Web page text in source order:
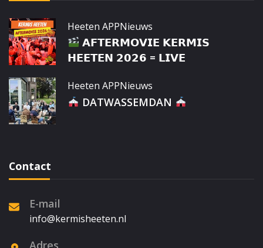
Heeten APPNieuws
𝗔𝗙𝗧𝗘𝗥𝗠𝗢𝗩𝗜𝗘 𝗞𝗘𝗥𝗠𝗜𝗦
𝗛𝗘𝗘𝗧𝗘𝗡 𝟮𝟬𝟮𝟲 = 𝗟𝗜𝗩𝗘
Heeten APPNieuws
DATWASSEMDAN
Contact
E-mail
info@kermisheeten.nl
Adres